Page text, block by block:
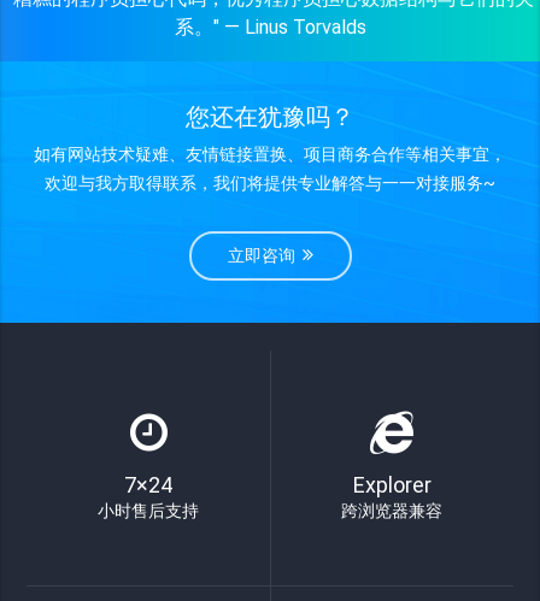
系。" — Linus Torvalds
您还在犹豫吗？
如有网站技术疑难、友情链接置换、项目商务合作等相关事宜，
欢迎与我方取得联系，我们将提供专业解答与一一对接服务~
立即咨询
7×24
小时售后支持
Explorer
跨浏览器兼容